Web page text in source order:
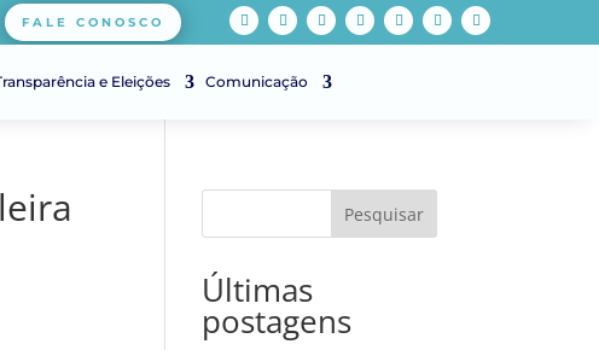
FALE CONOSCO
e Eleições Comunicação
Pesquisar
Últimas
postagens